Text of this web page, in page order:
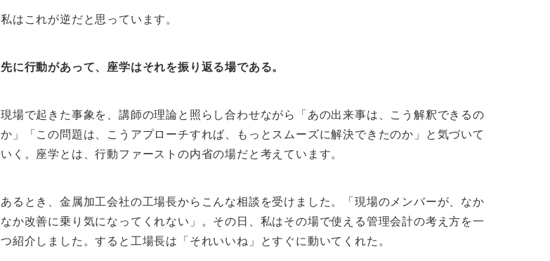
私はこれが逆だと思っています。
先に行動があって、座学はそれを振り返る場である。
現場で起きた事象を、講師の理論と照らし合わせながら「あの出来事は、こう解釈できるの
か」「この問題は、こうアプローチすれば、もっとスムーズに解決できたのか」と気づいて
いく。座学とは、行動ファーストの内省の場だと考えています。
あるとき、金属加工会社の工場長からこんな相談を受けました。「現場のメンバーが、なか
なか改善に乗り気になってくれない」。その日、私はその場で使える管理会計の考え方を一
つ紹介しました。すると工場長は「それいいね」とすぐに動いてくれた。